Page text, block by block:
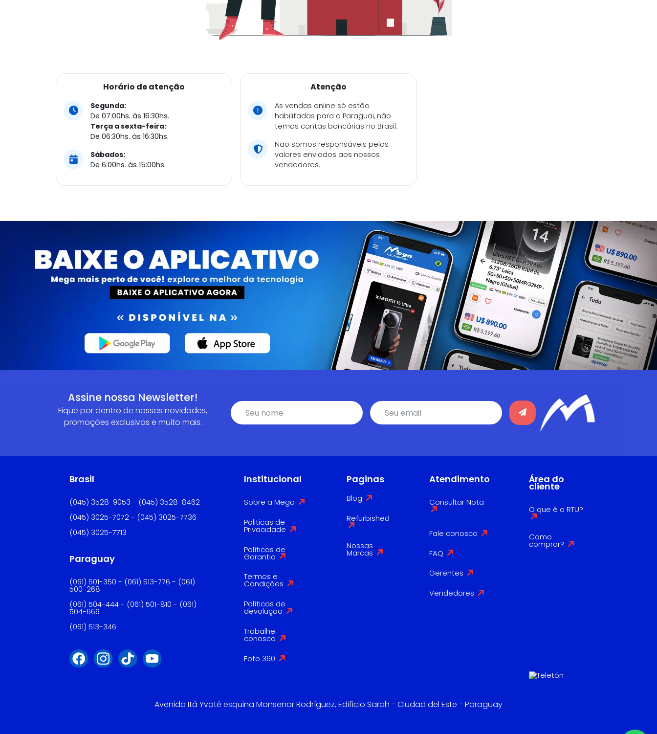
Horário de atenção
Segunda:
De 07:00hs. às 16:30hs.
Terça a sexta-feira:
De 06:30hs. às 16:30hs.
Sábados:
De 6:00hs. às 15:00hs.
Atenção
As vendas online só estão
habilitadas para o Paraguai, não
temos contas bancárias no Brasil.
Não somos responsáveis pelos
valores enviados aos nossos
vendedores.
Assine nossa Newsletter!
Fique por dentro de nossas novidades,
promoções exclusivas e muito mais.
Brasil
(045) 3528-9053 - (045) 3528-8462
(045) 3025-7072 - (045) 3025-7736
(045) 3025-7713
Paraguay
(061) 501-350 - (061) 513-776 - (061)
500-268
(061) 504-444 - (061) 501-810 - (061)
504-666
(061) 513-346
Institucional
Sobre a Mega
Politicas de
Privacidade
Políticas de
Garantia
Termos e
Condições
Políticas de
devolução
Trabalhe
conosco
Foto 360
Paginas
Blog
Refurbished
Nossas
Marcas
Atendimento
Consultar Nota
Fale conosco
FAQ
Gerentes
Vendedores
Área do
cliente
O que é o RTU?
Como
comprar?
Avenida Itá Yvaté esquina Monseñor Rodríguez, Edificio Sarah - Ciudad del Este - Paraguay